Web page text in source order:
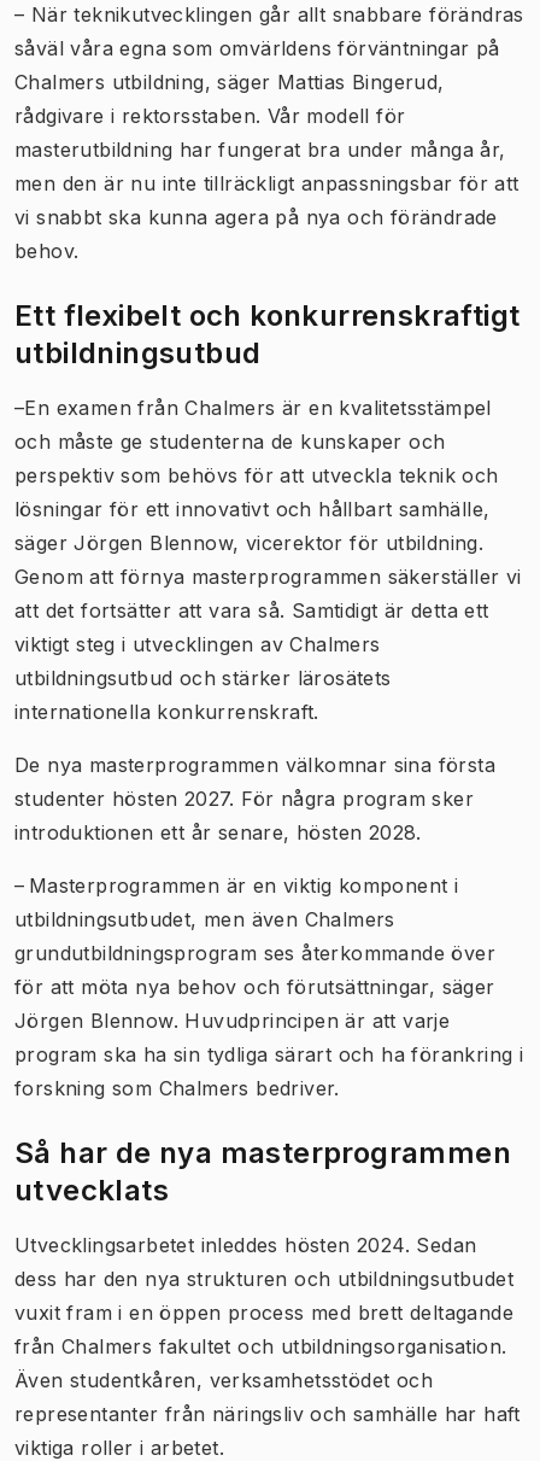
– När teknikutvecklingen går allt snabbare förändras
såväl våra egna som omvärldens förväntningar på
Chalmers utbildning, säger Mattias Bingerud,
rådgivare i rektorsstaben. Vår modell för
masterutbildning har fungerat bra under många år,
men den är nu inte tillräckligt anpassningsbar för att
vi snabbt ska kunna agera på nya och förändrade
behov.
Ett flexibelt och konkurrenskraftigt
utbildningsutbud
–En examen från Chalmers är en kvalitetsstämpel
och måste ge studenterna de kunskaper och
perspektiv som behövs för att utveckla teknik och
lösningar för ett innovativt och hållbart samhälle,
säger Jörgen Blennow, vicerektor för utbildning.
Genom att förnya masterprogrammen säkerställer vi
att det fortsätter att vara så. Samtidigt är detta ett
viktigt steg i utvecklingen av Chalmers
utbildningsutbud och stärker lärosätets
internationella konkurrenskraft.
De nya masterprogrammen välkomnar sina första
studenter hösten 2027. För några program sker
introduktionen ett år senare, hösten 2028.
– Masterprogrammen är en viktig komponent i
utbildningsutbudet, men även Chalmers
grundutbildningsprogram ses återkommande över
för att möta nya behov och förutsättningar, säger
Jörgen Blennow. Huvudprincipen är att varje
program ska ha sin tydliga särart och ha förankring i
forskning som Chalmers bedriver.
Så har de nya masterprogrammen
utvecklats
Utvecklingsarbetet inleddes hösten 2024. Sedan
dess har den nya strukturen och utbildningsutbudet
vuxit fram i en öppen process med brett deltagande
från Chalmers fakultet och utbildningsorganisation.
Även studentkåren, verksamhetsstödet och
representanter från näringsliv och samhälle har haft
viktiga roller i arbetet.